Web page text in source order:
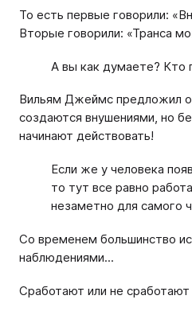
То есть первые говорили:
Вторые говорили: «Транса
А вы как думаете? Кто
Вильям Джеймс предложил
создаются внушениями, но
начинают действовать!
Если же у человека
то тут все равно
незаметно для самого
Со временем большинство
наблюдениями...
Сработают или не сработают